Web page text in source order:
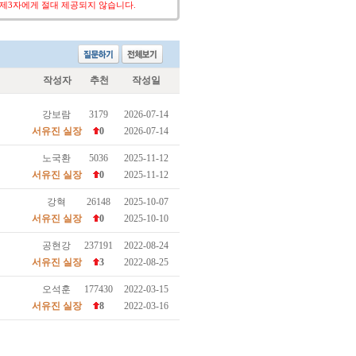
작성자 추천 작성일
강보람 3179
2026-07-14
서유진 실장
0 2026-07-14
노국환 5036
2025-11-12
서유진 실장
0 2025-11-12
강혁 26148
2025-10-07
서유진 실장
0 2025-10-10
공현강 237191
2022-08-24
서유진 실장
3 2022-08-25
오석훈 177430
2022-03-15
서유진 실장
8 2022-03-16